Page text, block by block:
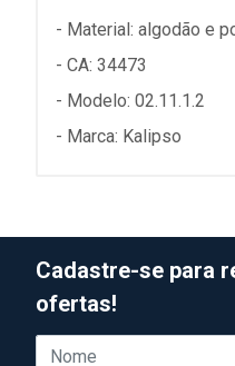
- Material: algodão e
- CA: 34473
- Modelo: 02.11.1.2
- Marca: Kalipso
Cadastre-se para
ofertas!